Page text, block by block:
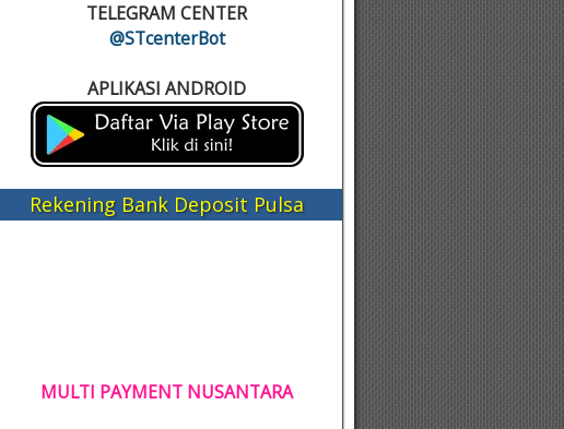
TELEGRAM CENTER
@STcenterBot
APLIKASI ANDROID
Rekening Bank Deposit Pulsa
MULTI PAYMENT NUSANTARA